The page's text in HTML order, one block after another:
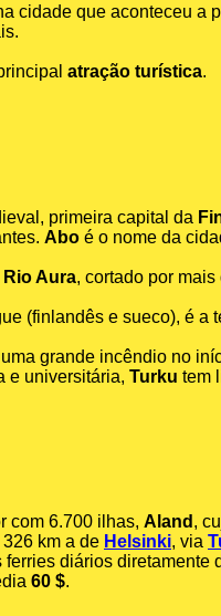
cidade que aconteceu a
atração turística.
primeira capital da
Abo é o nome da
Rio Aura, cortado por
(finlandês e sueco), é a
grande incêndio no
e universitária, Turku tem
com 6.700 ilhas, Aland ,
km a de Helsinki, via
ferries diários diretamente
60 $.